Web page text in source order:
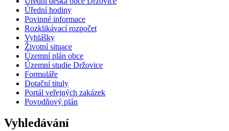
Úřední hodiny
Povinné informace
Rozklikávací rozpočet
Vyhlášky
Životní situace
Územní plán obce
Územní studie Držovice
Formuláře
Dotační tituly
Portál veřejných zakázek
Povodňový plán
Vyhledávání